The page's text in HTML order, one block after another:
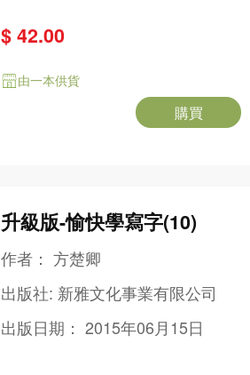
$ 42.00
由一本供貨
購買
升級版-愉快學寫字(10)
作者：方楚卿
出版社: 新雅文化事業有限公司
出版日期：2015年06月15日